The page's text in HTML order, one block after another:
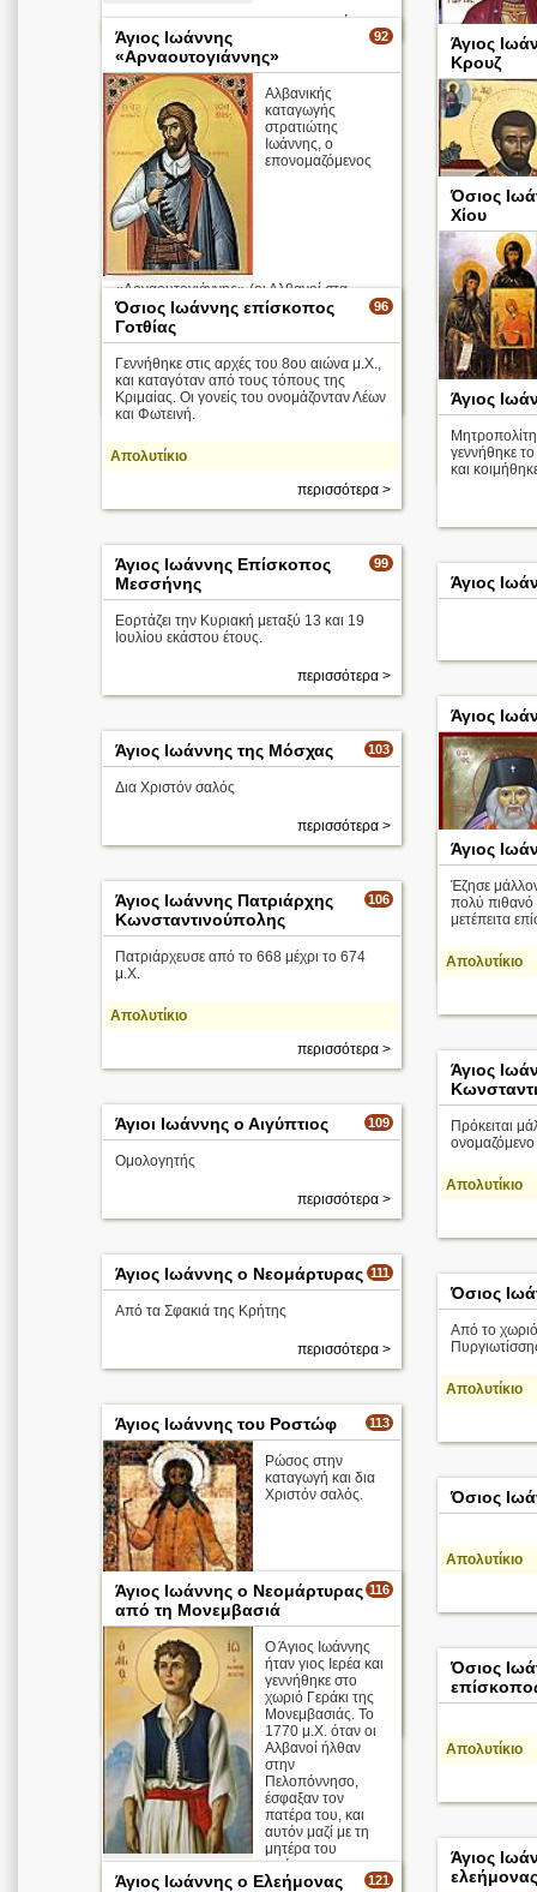
περισσότερα >
92
Άγιος Ιωάννης
«Αρναουτογιάννης»
Αλβανικής
καταγωγής
στρατιώτης
Ιωάννης, ο
επονομαζόμενος
«Αρναουτογιάννης» (οι Αλβανοί στα
Τούρκικα, ονομάζονται Αρναούτ),
βαπτίστηκε χριστιανός, με το όνομα
Ιωάννης. Κατηγορήθηκε για το φόνο δυο
Τουρ ...
περισσότερα >
Άγιος
Κρουζ
Όσιος
Χίου
96
Όσιος Ιωάννης επίσκοπος
Γοτθίας
Γεννήθηκε στις αρχές του 8ου αιώνα μ.Χ.,
και καταγόταν από τους τόπους της
Κριμαίας. Οι γονείς του ονομάζονταν Λέων
και Φωτεινή.
Απολυτίκιο
περισσότερα >
Άγιος
γεννήθηκε
και
99
Άγιος Ιωάννης Επίσκοπος
Μεσσήνης
Εορτάζει την Κυριακή μεταξύ 13 και 19
Ιουλίου εκάστου έτους.
περισσότερα >
Άγιος
Άγιος
103
Άγιος Ιωάννης της Μόσχας
Δια Χριστόν σαλός
περισσότερα >
Άγιος
Έζησε
πολύ πιθανό
μετέπειτα
Απολυτίκιο
106
Άγιος Ιωάννης Πατριάρχης
Κωνσταντινούπολης
Πατριάρχευσε από το 668 μέχρι το 674
μ.Χ.
Απολυτίκιο
περισσότερα >
Άγιος
Πρόκειται
ονομαζόμενο
Απολυτίκιο
109
Άγιοι Ιωάννης ο Αιγύπτιος
Ομολογητής
περισσότερα >
111
Άγιος Ιωάννης ο Νεομάρτυρας
Από τα Σφακιά της Κρήτης
περισσότερα >
Όσιος
Από το
Απολυτίκιο
113
Άγιος Ιωάννης του Ροστώφ
Ρώσος στην
καταγωγή και δια
Χριστόν σαλός.
περισσότερα >
Όσιος
Απολυτίκιο
116
Άγιος Ιωάννης ο Νεομάρτυρας
από τη Μονεμβασιά
Ο Άγιος Ιωάννης
ήταν γιος Ιερέα και
γεννήθηκε στο
χωριό Γεράκι της
Μονεμβασιάς. Το
1770 μ.Χ. όταν οι
Αλβανοί ήλθαν
στην
Πελοπόννησο,
έσφαξαν τον
πατέρα του, και
αυτόν μαζί με τη
μητέρα του
απήγαγαν στ ...
Όσιος
Απολυτίκιο
Άγιος
121
Άγιος Ιωάννης ο Ελεήμονας